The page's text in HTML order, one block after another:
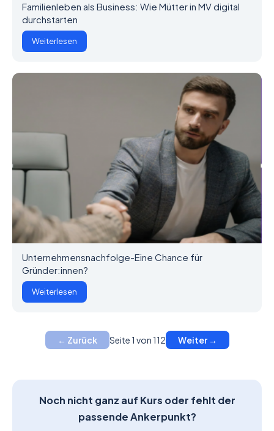
Familienleben als Business: Wie Mütter in MV digital
durchstarten
Weiterlesen
Unternehmensnachfolge-Eine Chance für
Gründer:innen?
Weiterlesen
← Zurück Seite 1 von 112 Weiter →
Noch nicht ganz auf Kurs oder fehlt der
passende Ankerpunkt?